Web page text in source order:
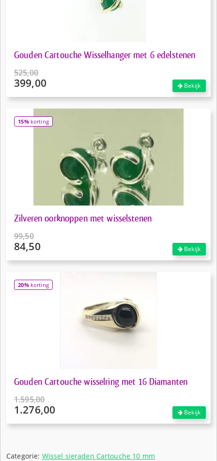
Gouden Cartouche Wisselhanger met 6 edelstenen
525,00
Oorspronkelijke
399,00
is:
€399,00.
Bekijk
15%korting
Zilveren oorknoppen met wisselstenen
99,50
Oorspronkelijke
84,50
is:
€84,50.
Bekijk
20%korting
Gouden Cartouche wisselring met 16 Diamanten
1.595,00
Oorspronkelijke
1.276,00
€1.276,00.
Bekijk
Categorie: Wissel sieraden Cartouche 10 mm